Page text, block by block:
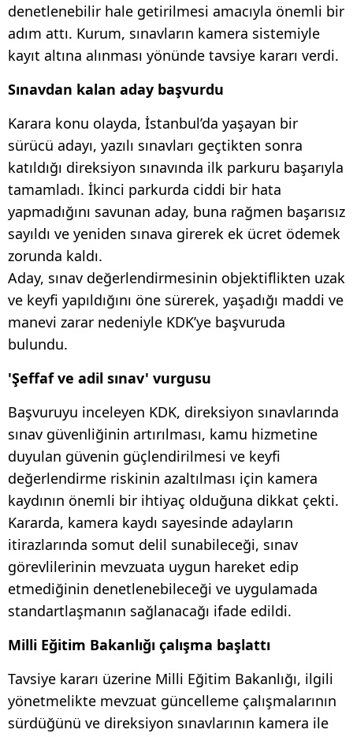
denetlenebilir hale getirilmesi amacıyla önemli bir
adım attı. Kurum, sınavların kamera sistemiyle
kayıt altına alınması yönünde tavsiye kararı verdi.
Sınavdan kalan aday başvurdu
Karara konu olayda, İstanbul’da yaşayan bir
sürücü adayı, yazılı sınavları geçtikten sonra
katıldığı direksiyon sınavında ilk parkuru başarıyla
tamamladı. İkinci parkurda ciddi bir hata
yapmadığını savunan aday, buna rağmen başarısız
sayıldı ve yeniden sınava girerek ek ücret ödemek
zorunda kaldı.
Aday, sınav değerlendirmesinin objektiflikten uzak
ve keyfi yapıldığını öne sürerek, yaşadığı maddi ve
manevi zarar nedeniyle KDK’ye başvuruda
bulundu.
'Şeffaf ve adil sınav' vurgusu
Başvuruyu inceleyen KDK, direksiyon sınavlarında
sınav güvenliğinin artırılması, kamu hizmetine
duyulan güvenin güçlendirilmesi ve keyfi
değerlendirme riskinin azaltılması için kamera
kaydının önemli bir ihtiyaç olduğuna dikkat çekti.
Kararda, kamera kaydı sayesinde adayların
itirazlarında somut delil sunabileceği, sınav
görevlilerinin mevzuata uygun hareket edip
etmediğinin denetlenebileceği ve uygulamada
standartlaşmanın sağlanacağı ifade edildi.
Milli Eğitim Bakanlığı çalışma başlattı
Tavsiye kararı üzerine Milli Eğitim Bakanlığı, ilgili
yönetmelikte mevzuat güncelleme çalışmalarının
sürdüğünü ve direksiyon sınavlarının kamera ile